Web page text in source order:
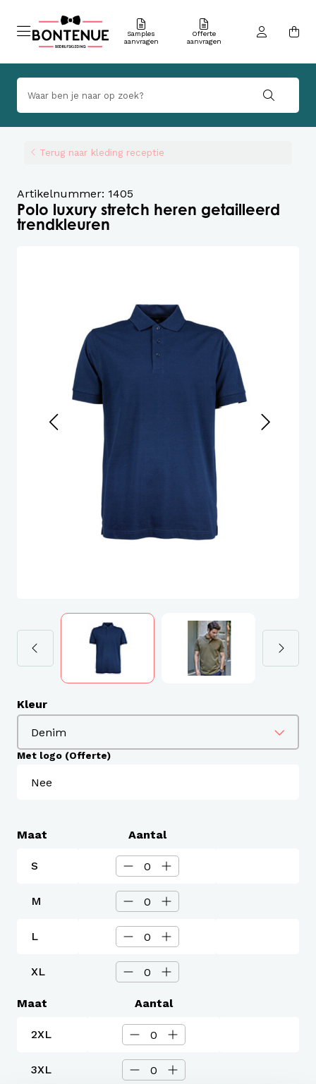
Samples
aanvragen
Offerte
aanvragen
Terug naar kleding receptie
Artikelnummer: 1405
Polo luxury stretch heren getailleerd
trendkleuren
Kleur
Met logo (Offerte)
Maat Aantal
S
M
L
XL
Maat Aantal
2XL
3XL